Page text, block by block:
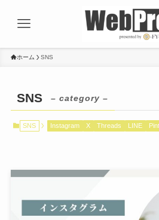
ホーム SNS
SNS – category –
SNS Instagram X Threads LINE